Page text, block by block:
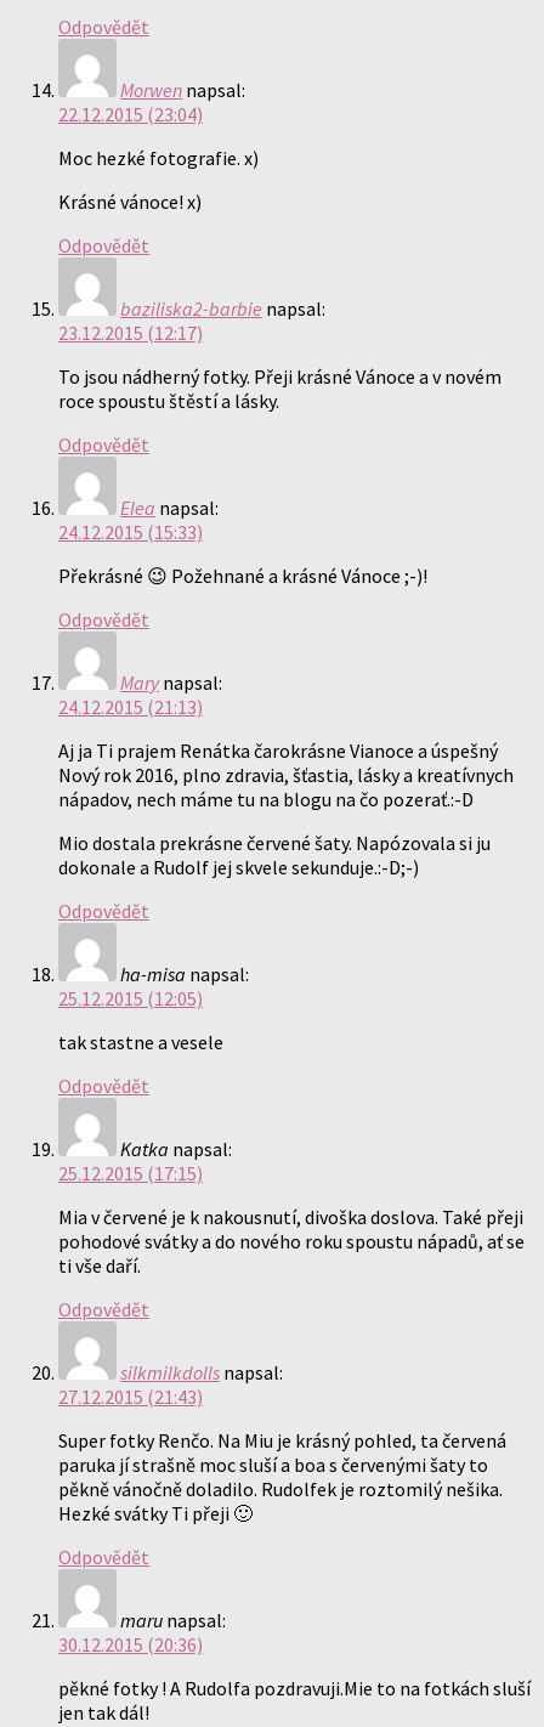
Odpovědět
Morwen napsal:
22.12.2015 (23:04)
Moc hezké fotografie. x)
Krásné vánoce! x)
Odpovědět
baziliska2-barbie napsal:
23.12.2015 (12:17)
To jsou nádherný fotky. Přeji krásné Vánoce a v novém
roce spoustu štěstí a lásky.
Odpovědět
Elea napsal:
24.12.2015 (15:33)
Překrásné 😉 Požehnané a krásné Vánoce ;-)!
Odpovědět
Mary napsal:
24.12.2015 (21:13)
Aj ja Ti prajem Renátka čarokrásne Vianoce a úspešný
Nový rok 2016, plno zdravia, šťastia, lásky a kreatívnych
nápadov, nech máme tu na blogu na čo pozerať.:-D
Mio dostala prekrásne červené šaty. Napózovala si ju
dokonale a Rudolf jej skvele sekunduje.:-D;-)
Odpovědět
ha-misa napsal:
25.12.2015 (12:05)
tak stastne a vesele
Odpovědět
Katka napsal:
25.12.2015 (17:15)
Mia v červené je k nakousnutí, divoška doslova. Také přeji
pohodové svátky a do nového roku spoustu nápadů, ať se
ti vše daří.
Odpovědět
silkmilkdolls napsal:
27.12.2015 (21:43)
Super fotky Renčo. Na Miu je krásný pohled, ta červená
paruka jí strašně moc sluší a boa s červenými šaty to
pěkně vánočně doladilo. Rudolfek je roztomilý nešika.
Hezké svátky Ti přeji 🙂
Odpovědět
maru napsal:
30.12.2015 (20:36)
pěkné fotky ! A Rudolfa pozdravuji.Mie to na fotkách sluší
jen tak dál!